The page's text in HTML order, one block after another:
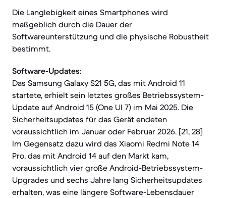
Die Langlebigkeit eines Smartphones wird
maßgeblich durch die Dauer der
Softwareunterstützung und die physische Robustheit
bestimmt.
Software-Updates:
Das Samsung Galaxy S21 5G, das mit Android 11
startete, erhielt sein letztes großes Betriebssystem-
Update auf Android 15 (One UI 7) im Mai 2025. Die
Sicherheitsupdates für das Gerät endeten
voraussichtlich im Januar oder Februar 2026. [21, 28]
Im Gegensatz dazu wird das Xiaomi Redmi Note 14
Pro, das mit Android 14 auf den Markt kam,
voraussichtlich vier große Android-Betriebssystem-
Upgrades und sechs Jahre lang Sicherheitsupdates
erhalten, was eine längere Software-Lebensdauer